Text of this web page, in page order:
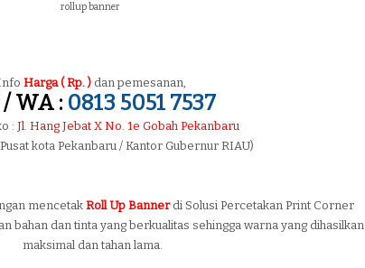
rollup banner
Harga ( Rp. ) dan pemesanan,
/ WA : 0813 5051 7537
: Jl. Hang Jebat X No. 1e Gobah Pekanbaru
kota Pekanbaru / Kantor Gubernur RIAU)
mencetak Roll Up Bannerdi Solusi Percetakan Print Corner
bahan dan tinta yang berkualitas sehingga warna yang dihasilkan
maksimal dan tahan lama.